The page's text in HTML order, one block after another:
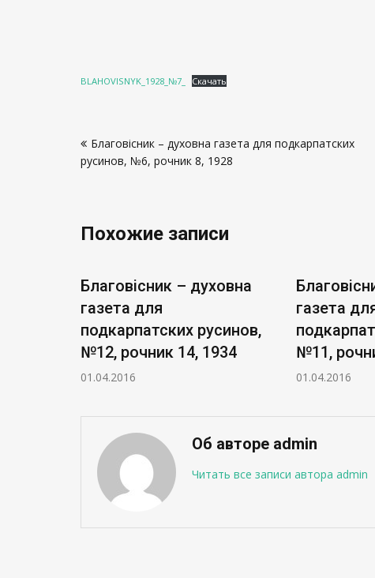
BLAHOVISNYK_1928_№7_ Скачать
поБлаговісник – духовна газета для подкарпатских
русинов, №6, рочник 8, 1928
Похожие записи
Благовісник – духовна
газета для
подкарпатских русинов,
№12, рочник 14, 1934
01.04.2016
газета
№11,
01.04.2016
Об авторе admin
Читать все записи автора admin